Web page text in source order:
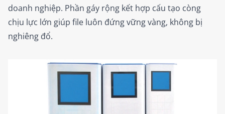
doanh nghiệp. Phần gáy rộng kết hợp cấu tạo còng
chịu lực lớn giúp file luôn đứng vững vàng, không bị
nghiêng đổ.